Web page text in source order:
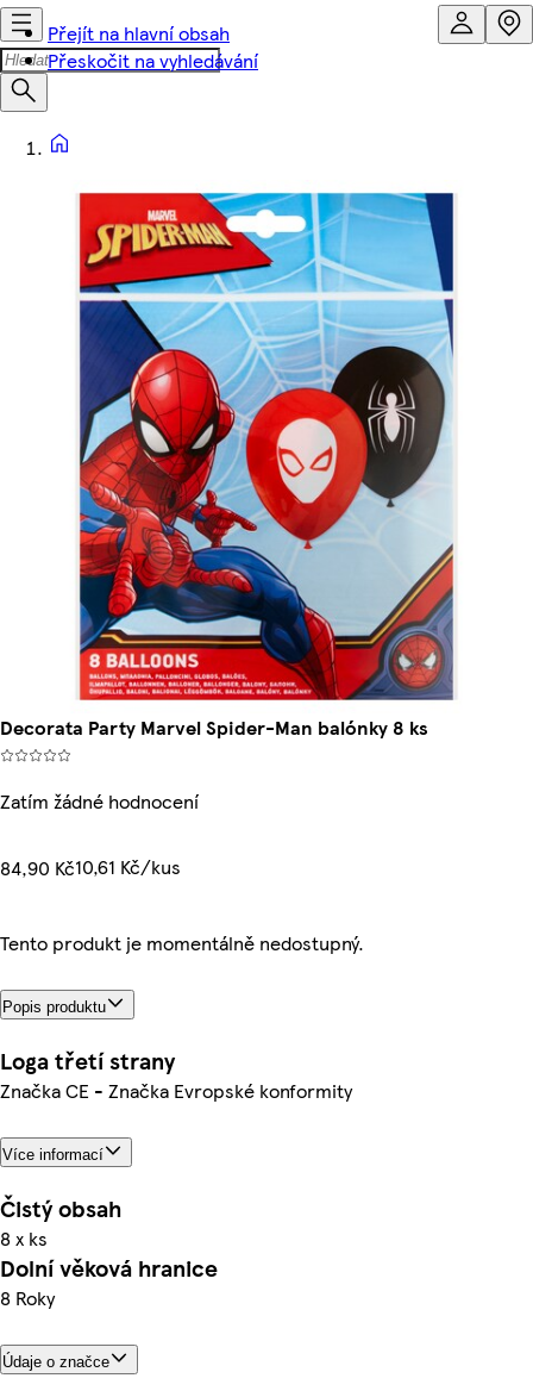
Přejít na hlavní obsah
Přeskočit na vyhledávání
Decorata Party Marvel Spider-Man balónky 8 ks
Zatím žádné hodnocení
84,90 Kč10,61 Kč/kus
Tento produkt je momentálně nedostupný.
Popis produktu
Loga třetí strany
Značka CE - Značka Evropské konformity
Více informací
Čistý obsah
8 x ks
Dolní věková hranice
8 Roky
Údaje o značce